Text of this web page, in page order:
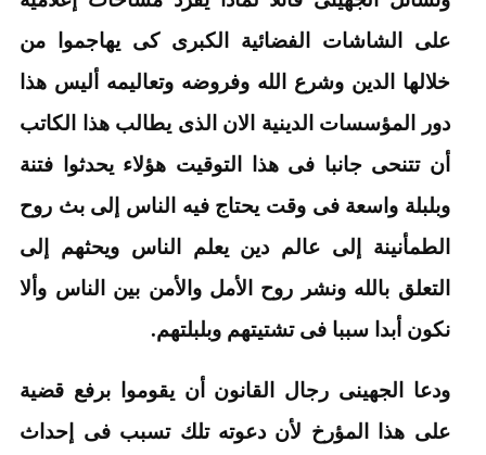
على الشاشات الفضائية الكبرى كى يهاجموا من
خلالها الدين وشرع الله وفروضه وتعاليمه أليس هذا
دور المؤسسات الدينية الان الذى يطالب هذا الكاتب
أن تتنحى جانبا فى هذا التوقيت هؤلاء يحدثوا فتنة
وبلبلة واسعة فى وقت يحتاج فيه الناس إلى بث روح
الطمأنينة إلى عالم دين يعلم الناس ويحثهم إلى
التعلق بالله ونشر روح الأمل والأمن بين الناس وألا
نكون أبدا سببا فى تشتيتهم وبلبلتهم.
ودعا الجهينى رجال القانون أن يقوموا برفع قضية
على هذا المؤرخ لأن دعوته تلك تسبب فى إحداث